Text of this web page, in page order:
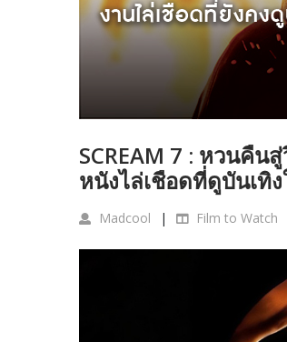
SCREAM 7 : หวนคืน
หนังไล่เชือดที่ดูบันเทิ
Madcool Film to Watch